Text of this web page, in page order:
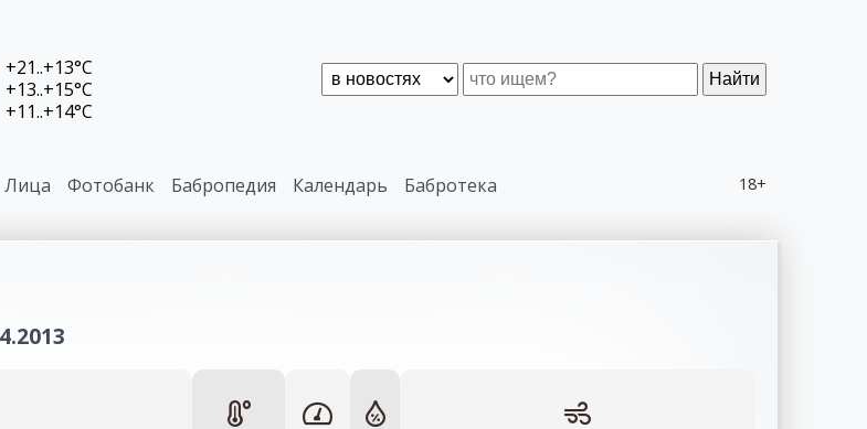
Найти
+21..+13°C
+13..+15°C
+11..+14°C
18+
Лица Фотобанк Бабропедия Календарь Бабротека